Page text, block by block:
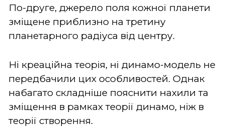
По-друге, джерело поля кожної планети
зміщене приблизно на третину
планетарного радіуса від центру.
Ні креаційна теорія, ні динамо-модель не
передбачили цих особливостей. Однак
набагато складніше пояснити нахили та
зміщення в рамках теорії динамо, ніж в
теорії створення.